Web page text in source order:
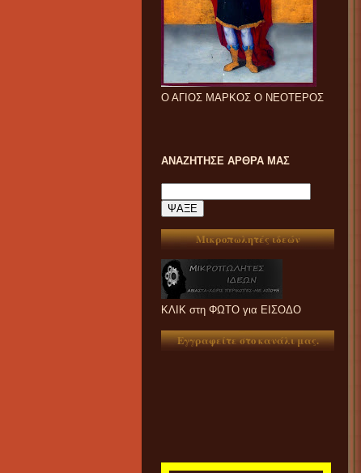
Ο ΑΓΙΟΣ ΜΑΡΚΟΣ Ο ΝΕΟΤΕΡΟΣ
ΑΝΑΖΗΤΗΣΕ ΑΡΘΡΑ ΜΑΣ
Μικροπωλητές ιδεών
ΚΛΙΚ στη ΦΩΤΟ για ΕΙΣΟΔΟ
Εγγραφείτε στο κανάλι μας.